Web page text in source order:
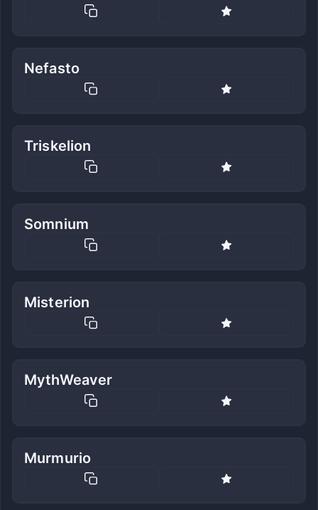
Nefasto
Triskelion
Somnium
Misterion
MythWeaver
Murmurio